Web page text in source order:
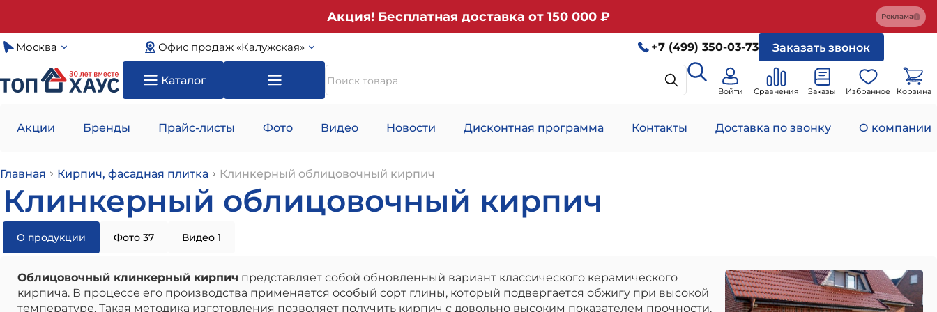
Акция! Бесплатная доставка от 150 000 ₽ Реклама
Москва Офис продаж «Калужская» +7 (499) 350-03-73 Заказать звонок
Каталог
Войти Сравнения Заказы Избранное Корзина
Акции Бренды Прайс-листы Фото Видео Новости Дисконтная программа Контакты Доставка по звонку О компании
Главная Кирпич, фасадная плитка Клинкерный облицовочный кирпич
Клинкерный облицовочный кирпич
О продукции Фото 37 Видео 1
Облицовочный клинкерный кирпич представляет собой обновленный вариант классического керамического
кирпича. В процессе его производства применяется особый сорт глины, который подвергается обжигу при высокой
температуре. Такая методика изготовления позволяет получить кирпич с довольно высоким показателем прочности.